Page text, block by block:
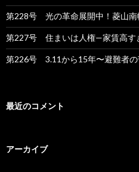
第228号 光の革命展開中！菱山南
第227号 住まいは人権—家賃高す
第226号 3.11から15年〜避難者の
最近のコメント
アーカイブ